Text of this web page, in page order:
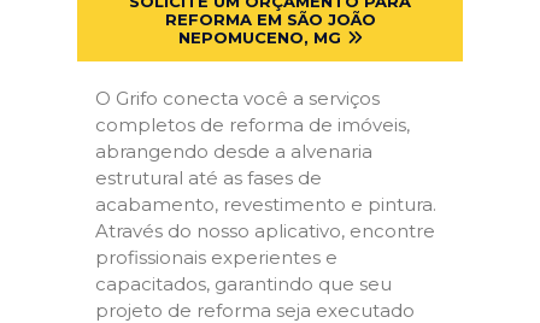
REFORMA EM SÃO JOÃO
NEPOMUCENO, MG
O Grifo conecta você a serviços
completos de reforma de imóveis,
abrangendo desde a alvenaria
estrutural até as fases de
acabamento, revestimento e pintura.
Através do nosso aplicativo, encontre
profissionais experientes e
capacitados, garantindo que seu
projeto de reforma seja executado